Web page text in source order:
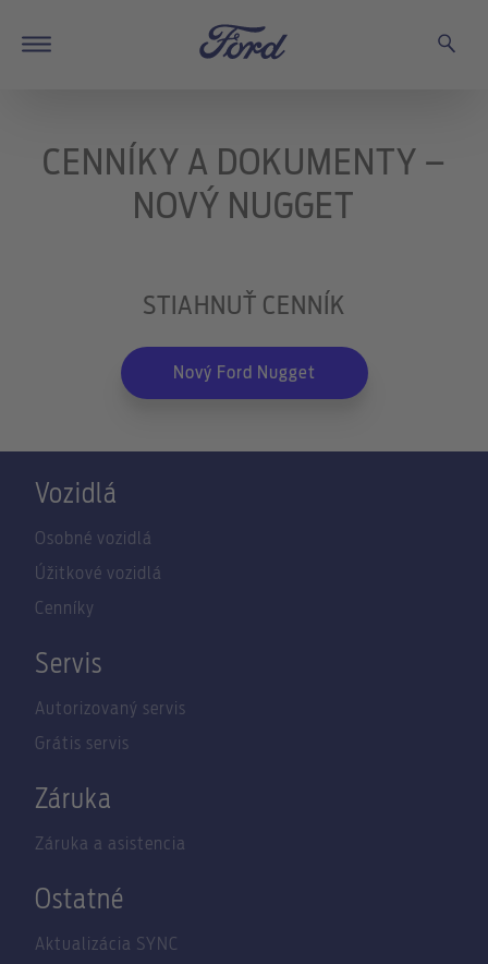
CENNÍKY A DOKUMENTY –
NOVÝ NUGGET
STIAHNUŤ CENNÍK
Nový Ford Nugget
Vozidlá
Osobné vozidlá
Úžitkové vozidlá
Cenníky
Servis
Autorizovaný servis
Grátis servis
Záruka
Záruka a asistencia
Ostatné
Aktualizácia SYNC